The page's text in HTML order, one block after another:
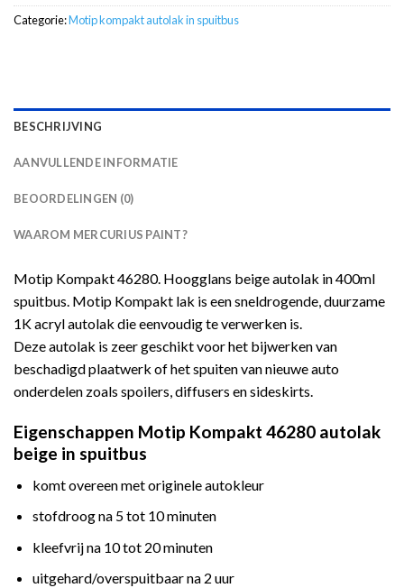
Categorie:Motip kompakt autolak in spuitbus
BESCHRIJVING
AANVULLENDE INFORMATIE
BEOORDELINGEN (0)
WAAROM MERCURIUS PAINT?
Motip Kompakt 46280. Hoogglans beige autolak in 400ml
spuitbus. Motip Kompakt lak is een sneldrogende, duurzame
1K acryl autolak die eenvoudig te verwerken is.
Deze autolak is zeer geschikt voor het bijwerken van
beschadigd plaatwerk of het spuiten van nieuwe auto
onderdelen zoals spoilers, diffusers en sideskirts.
Eigenschappen Motip Kompakt 46280 autolak
beige in spuitbus
komt overeen met originele autokleur
stofdroog na 5 tot 10 minuten
kleefvrij na 10 tot 20 minuten
uitgehard/overspuitbaar na 2 uur